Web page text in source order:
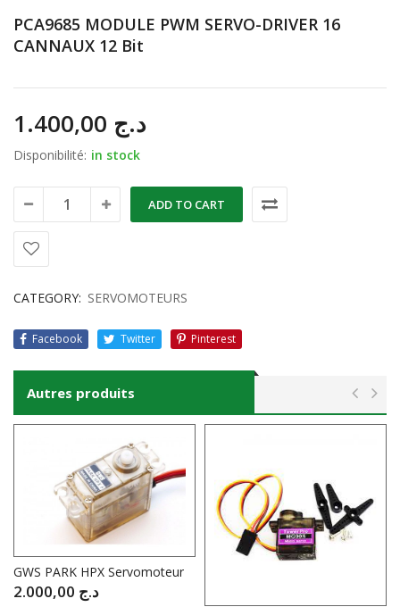
PCA9685 MODULE PWM SERVO-DRIVER 16
CANNAUX 12 Bit
د.ج
Disponibilité: in stock
ADD TO CART
CATEGORY: SERVOMOTEURS
Facebook Twitter Pinterest
Autres produits
GWS PARK HPX Servomoteur
د.ج